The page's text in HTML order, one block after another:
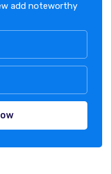
add noteworthy